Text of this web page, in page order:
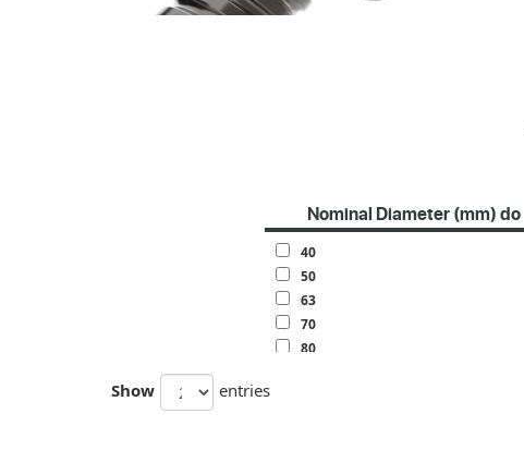
Nominal Diameter (mm) do
40
50
63
70
80
Show entries